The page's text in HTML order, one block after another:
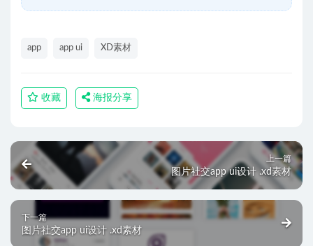
app app ui XD素材
收藏 海报分享
上一篇
图片社交app ui设计 .xd素材
下一篇
图片社交app ui设计 .xd素材